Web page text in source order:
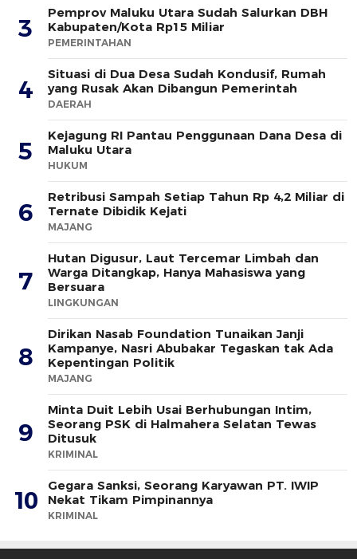
3
Pemprov Maluku Utara Sudah Salurkan DBH
Kabupaten/Kota Rp15 Miliar
PEMERINTAHAN
4
Situasi di Dua Desa Sudah Kondusif, Rumah
yang Rusak Akan Dibangun Pemerintah
DAERAH
5
Kejagung RI Pantau Penggunaan Dana Desa di
Maluku Utara
HUKUM
6
Retribusi Sampah Setiap Tahun Rp 4,2 Miliar di
Ternate Dibidik Kejati
MAJANG
7
Hutan Digusur, Laut Tercemar Limbah dan
Warga Ditangkap, Hanya Mahasiswa yang
Bersuara
LINGKUNGAN
8
Dirikan Nasab Foundation Tunaikan Janji
Kampanye, Nasri Abubakar Tegaskan tak Ada
Kepentingan Politik
MAJANG
9
Minta Duit Lebih Usai Berhubungan Intim,
Seorang PSK di Halmahera Selatan Tewas
Ditusuk
KRIMINAL
10
Gegara Sanksi, Seorang Karyawan PT. IWIP
Nekat Tikam Pimpinannya
KRIMINAL